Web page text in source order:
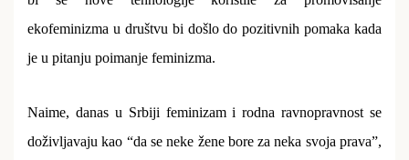
ekofeminizma u društvu bi došlo do pozitivnih pomaka kada
je u pitanju poimanje feminizma.
Naime, danas u Srbiji feminizam i rodna ravnopravnost se
doživljavaju kao “da se neke žene bore za neka svoja prava”,